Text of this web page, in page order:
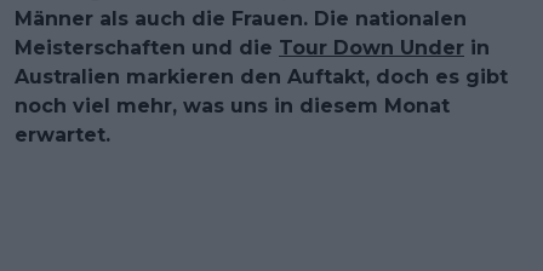
Männer als auch die Frauen. Die nationalen
Meisterschaften und die Tour Down Under in
Australien markieren den Auftakt, doch es gibt
noch viel mehr, was uns in diesem Monat
erwartet.